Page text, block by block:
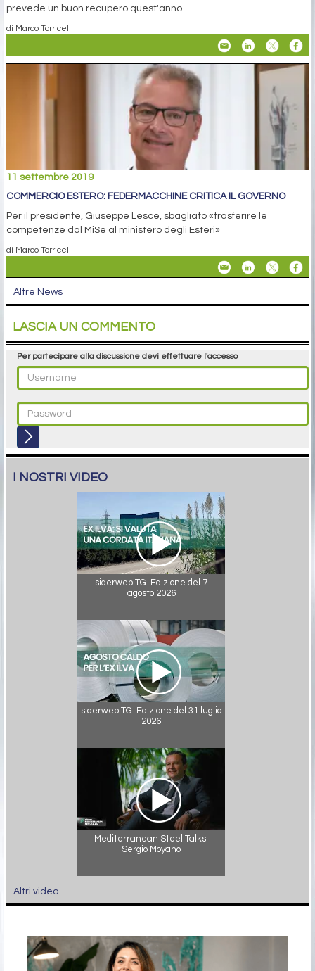
prevede un buon recupero quest'anno
di Marco Torricelli
11 settembre 2019
COMMERCIO ESTERO: FEDERMACCHINE CRITICA IL GOVERNO
Per il presidente, Giuseppe Lesce, sbagliato «trasferire le
competenze dal MiSe al ministero degli Esteri»
di Marco Torricelli
Altre News
LASCIA UN COMMENTO
Per partecipare alla discussione devi effettuare l'accesso
I NOSTRI VIDEO
siderweb TG. Edizione del 7
agosto 2026
siderweb TG. Edizione del 31 luglio
2026
Mediterranean Steel Talks:
Sergio Moyano
Altri video